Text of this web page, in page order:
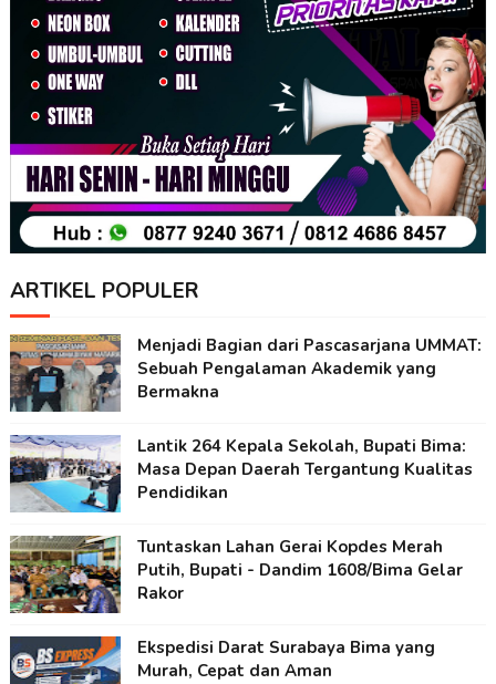
ARTIKEL POPULER
Menjadi Bagian dari Pascasarjana UMMAT:
Sebuah Pengalaman Akademik yang
Bermakna
Lantik 264 Kepala Sekolah, Bupati Bima:
Masa Depan Daerah Tergantung Kualitas
Pendidikan
Tuntaskan Lahan Gerai Kopdes Merah
Putih, Bupati - Dandim 1608/Bima Gelar
Rakor
Ekspedisi Darat Surabaya Bima yang
Murah, Cepat dan Aman